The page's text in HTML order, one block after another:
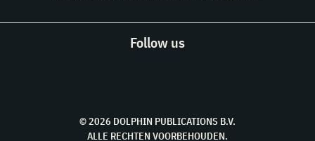
Follow us
© 2026 DOLPHIN PUBLICATIONS B.V.
ALLE RECHTEN VOORBEHOUDEN.